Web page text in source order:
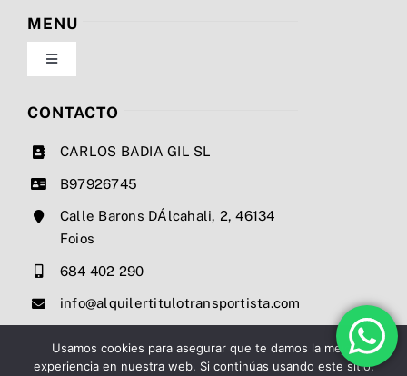
Política de privacidad
Condiciones de uso
MENU
Toggle
Navigation
Nosotros
Precios
Contacto
CONTACTO
CARLOS BADIA GIL SL
B97926745
Calle Barons DÁlcahali, 2, 46134
Foios
684 402 290
info@alquilertitulotransportista.com
Usamos cookies para asegurar que te damos la mejor
experiencia en nuestra web. Si continúas usando este sitio,